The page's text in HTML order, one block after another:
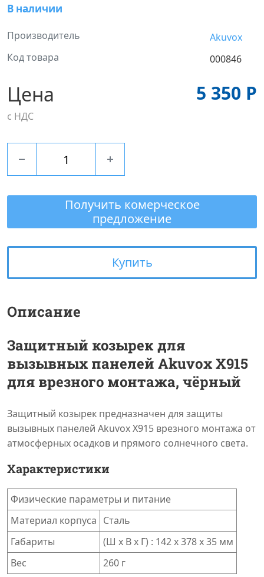
В наличии
Производитель
Akuvox
Код товара
000846
Цена
с НДС
5 350 Р
Получить комерческое
предложение
Купить
Описание
Защитный козырек для
вызывных панелей Akuvox X915
для врезного монтажа, чёрный
Защитный козырек предназначен для защиты
вызывных панелей Akuvox X915 врезного монтажа от
атмосферных осадков и прямого солнечного света.
Характеристики
Физические параметры и питание
Материал корпуса Cталь
Габариты
(Ш x В x Г) : 142 x 378 x 35 мм
Вес
260 г